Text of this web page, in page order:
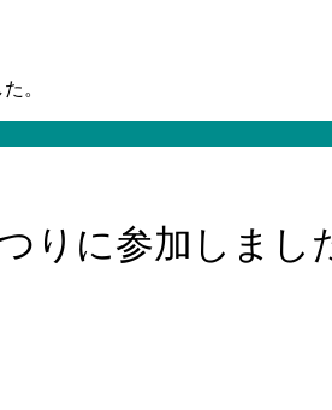
。
りに参加しまし